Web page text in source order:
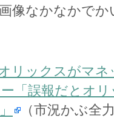
像なかなかでか
リックスがマ
「誤報だとオ
（市況かぶ全